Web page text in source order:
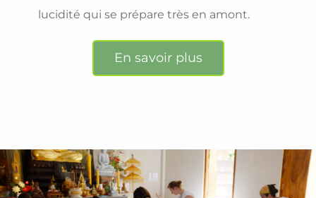
lucidité qui se prépare très en amont.
En savoir plus